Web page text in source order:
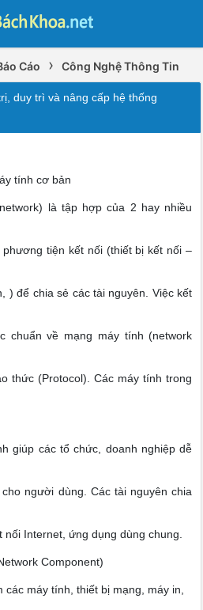
Cáo › Công Nghệ Thông Tin
duy trì và nâng cấp hệ thống
tính cơ bản
là tập hợp của 2 hay nhiều
tiện kết nối (thiết bị kết nối –
) để chia sẻ các tài nguyên. Việc kết
chuẩn về mạng máy tính (network
thức (Protocol). Các máy tính trong
giúp các tổ chức, doanh nghiệp dễ
người dùng. Các tài nguyên chia
Internet, ứng dụng dùng chung.
Component)
máy tính, thiết bị mạng, máy in,